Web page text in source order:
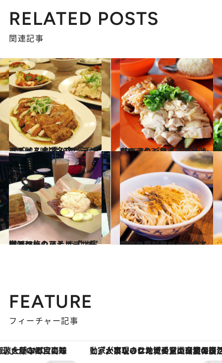
RELATED POSTS
関連記事
2017.2.15
ベスト・オブ・マレーシアごはん 創業79年「チキンライス」の名店がここ！
グルメ 2015.1.22
ジューシーな鶏肉と旨味たっぷりごはん マレーシアのチキンライスがうまい!!
グルメ
2016.3.4
ひとり旅のひとりごはんinマレーシア！ まずは実力派ローカルチェーンを知るべし
グルメ 2016.1.2
うまい麺料理が大集合！ 今すぐ食べたい【アジア麺まとめ15】
旅＆お出かけ
FEATURE
フィーチャー記事
「大事なのは地域の意識を変えること」。ロレックス賞受賞の自然保護活動家が実現させたナイジェリアの自然環境の復活